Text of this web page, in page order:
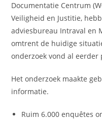
Documentatie Centrum
Veiligheid en Justitie,
adviesbureau Intraval en
omtrent de huidige
onderzoek vond al eerder
Het onderzoek maakte
informatie.
Ruim 6.000 enquêtes